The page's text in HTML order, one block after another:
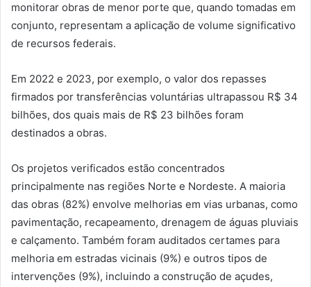
monitorar obras de menor porte que, quando tomadas em
conjunto, representam a aplicação de volume significativo
de recursos federais.
Em 2022 e 2023, por exemplo, o valor dos repasses
firmados por transferências voluntárias ultrapassou R$ 34
bilhões, dos quais mais de R$ 23 bilhões foram
destinados a obras.
Os projetos verificados estão concentrados
principalmente nas regiões Norte e Nordeste. A maioria
das obras (82%) envolve melhorias em vias urbanas, como
pavimentação, recapeamento, drenagem de águas pluviais
e calçamento. Também foram auditados certames para
melhoria em estradas vicinais (9%) e outros tipos de
intervenções (9%), incluindo a construção de açudes,